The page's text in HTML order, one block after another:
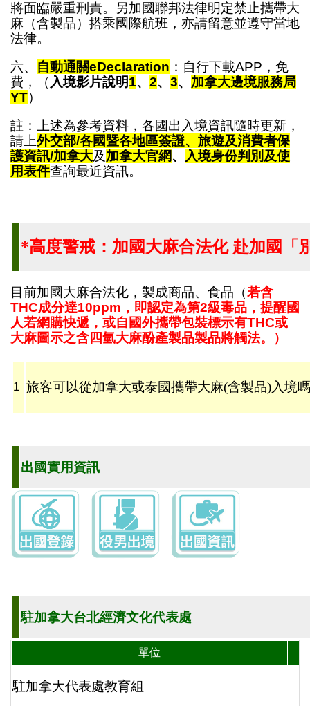
將面臨嚴重刑責。另加國聯邦法律明定禁止攜帶大
麻（含製品）搭乘國際航班，亦請留意並遵守當地
法律。
六、 自動通關eDeclaration ：自行下載APP，免
費，（ 入境影片說明1、 2、 3、 加拿大邊境服務局
YT）
註：上述為參考資料，各國出入境資訊隨時更新，
請上外交部/各國暨各地區簽證、旅遊及消費者保
護資訊/加拿大及加拿大官網、
入境身份判別及使
用表件查詢最近資訊。
*高度警戒：加國大麻合法化 赴加國「
目前加國大麻合法化，製成商品、食品（若含
THC成分達10ppm，即認定為第2級毒品，提醒國
人若網購快遞，或自國外攜帶包裝標示有THC或
大麻圖示之含四氫大麻酚產製品製品將觸法。）
1 旅客可以從加拿大或泰國攜帶大麻(含製品)入境
出國實用資訊
駐加拿大台北經濟文化代表處
單位
駐加拿大代表處教育組